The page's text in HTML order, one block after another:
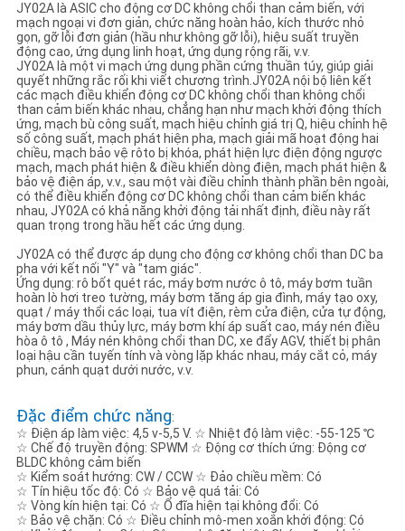
YÊU
CẦU
BÁO
GIÁ
SƠ
ĐỒ
TRANG
WEB
CHÍNH
SÁCH
MẬT
JY02A là ASIC cho động cơ DC không chổi than cảm biến, với
mạch ngoại vi đơn giản, chức năng hoàn hảo, kích thước nhỏ
gọn, gỡ lỗi đơn giản (hầu như không gỡ lỗi), hiệu suất truyền
động cao, ứng dụng linh hoạt, ứng dụng rộng rãi, v.v.
JY02A là một vi mạch ứng dụng phần cứng thuần túy, giúp giải
quyết những rắc rối khi viết chương trình.JY02A nội bộ liên kết
các mạch điều khiển động cơ DC không chổi than không chổi
than cảm biến khác nhau, chẳng hạn như mạch khởi động thích
ứng, mạch bù công suất, mạch hiệu chỉnh giá trị Q, hiệu chỉnh hệ
số công suất, mạch phát hiện pha, mạch giải mã hoạt động hai
chiều, mạch bảo vệ rôto bị khóa, phát hiện lực điện động ngược
mạch, mạch phát hiện & điều khiển dòng điện, mạch phát hiện &
bảo vệ điện áp, v.v., sau một vài điều chỉnh thành phần bên ngoài,
có thể điều khiển động cơ DC không chổi than cảm biến khác
nhau, JY02A có khả năng khởi động tải nhất định, điều này rất
quan trọng trong hầu hết các ứng dụng.
JY02A có thể được áp dụng cho động cơ không chổi than DC ba
pha với kết nối "Y" và "tam giác".
Ứng dụng: rô bốt quét rác, máy bơm nước ô tô, máy bơm tuần
hoàn lò hơi treo tường, máy bơm tăng áp gia đình, máy tạo oxy,
quạt / máy thổi các loại, tua vít điện, rèm cửa điện, cửa tự động,
máy bơm dầu thủy lực, máy bơm khí áp suất cao, máy nén điều
hòa ô tô , Máy nén không chổi than DC, xe đẩy AGV, thiết bị phân
loại hậu cần tuyến tính và vòng lặp khác nhau, máy cắt cỏ, máy
phun, cánh quạt dưới nước, v.v.
Đặc điểm chức năng:
☆ Điện áp làm việc: 4,5 v-5,5 V. ☆ Nhiệt độ làm việc: -55-125 ℃
☆ Chế độ truyền động: SPWM ☆ Động cơ thích ứng: Động cơ
BLDC không cảm biến
☆ Kiểm soát hướng: CW / CCW ☆ Đảo chiều mềm: Có
☆ Tín hiệu tốc độ: Có ☆ Bảo vệ quá tải: Có
☆ Vòng kín hiện tại: Có ☆ Ổ đĩa hiện tại không đổi: Có
☆ Bảo vệ chặn: Có ☆ Điều chỉnh mô-men xoắn khởi động: Có